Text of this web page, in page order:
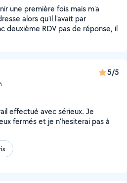
une première fois mais m'a
alors qu'il l'avait par
deuxième RDV pas de réponse, il
5/5
effectué avec sérieux. Je
fermés et je n'hesiterai pas à